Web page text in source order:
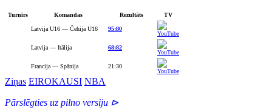
Turnīrs Komandas Rezultāts TV
Latvija U16 — Čehija U16 95:80
Latvija — Itālija 68:82
Francija — Spānija 21:30
Ziņas EIROKAUSI NBA
Pārslēgties uz pilno versiju ⊳